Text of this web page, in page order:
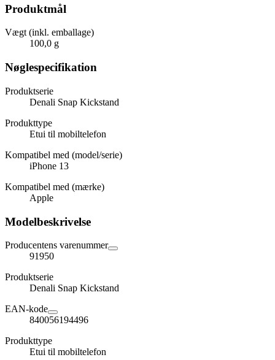
Produktmål
Vægt (inkl. emballage)
100,0 g
Nøglespecifikation
Produktserie
Denali Snap Kickstand
Produkttype
Etui til mobiltelefon
Kompatibel med (model/serie)
iPhone 13
Kompatibel med (mærke)
Apple
Modelbeskrivelse
Producentens varenummer
91950
Produktserie
Denali Snap Kickstand
EAN-kode
840056194496
Produkttype
Etui til mobiltelefon